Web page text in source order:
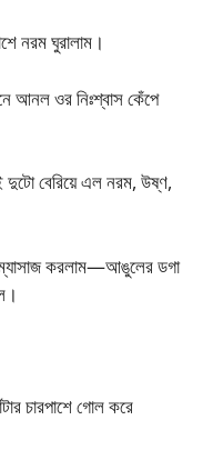
নরম ঘুরালাম।
আনল ওর নিঃশ্বাস কেঁপে
দুটো বেরিয়ে এল নরম, উষ্ণ,
করলাম—আঙুলের ডগা
চারপাশে গোল করে